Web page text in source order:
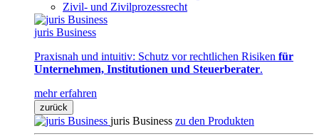
Zivil- und Zivilprozessrecht
juris Business
Praxisnah und intuitiv: Schutz vor rechtlichen Risiken für
Unternehmen, Institutionen und Steuerberater.
mehr erfahren
zurück
juris Business zu den Produkten